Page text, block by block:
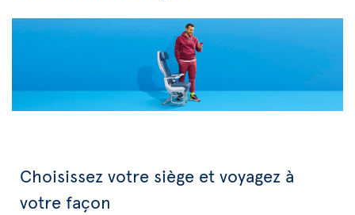
Choisissez votre siège et voyagez à
votre façon